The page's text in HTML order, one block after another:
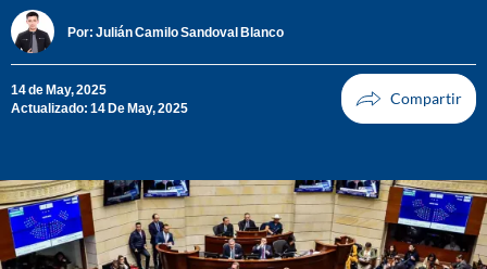
Por: Julián Camilo Sandoval Blanco
14 de May, 2025
Actualizado: 14 De May, 2025